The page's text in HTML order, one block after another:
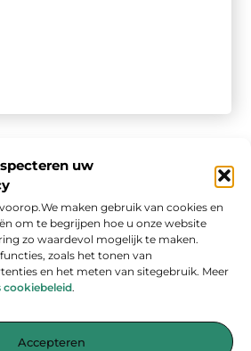
uw
maken gebruik van cookies en
om te begrijpen hoe u onze website
zo waardevol mogelijk te maken.
zoals het tonen van
en het meten van sitegebruik. Meer
cookiebeleid.
Accepteren